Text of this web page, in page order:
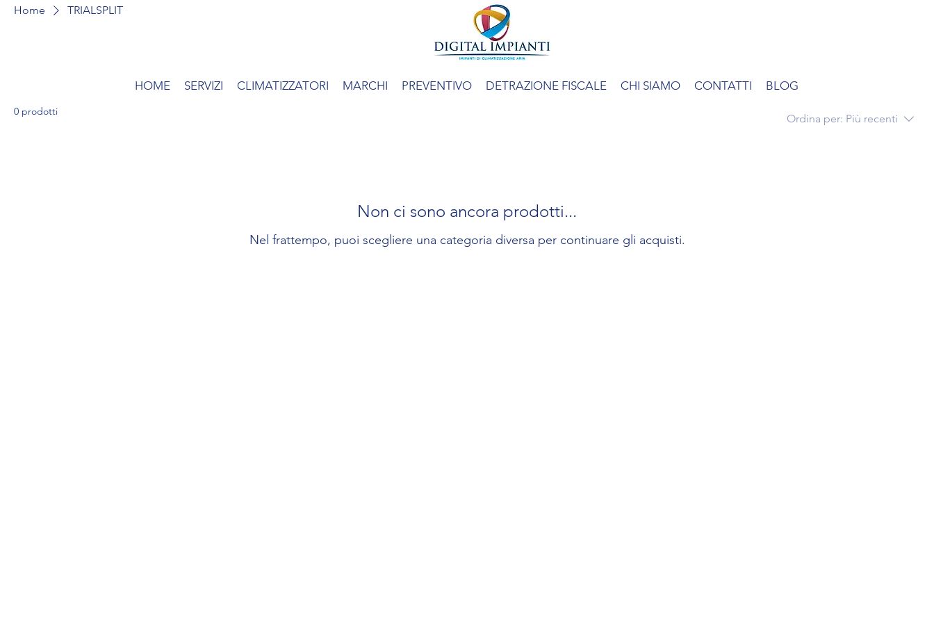
HOME SERVIZI CLIMATIZZATORI MARCHI PREVENTIVO DETRAZIONE FISCALE CHI SIAMO CONTATTI BLOG
Home TRIALSPLIT
TRIALSPLIT
0 prodotti
Ordina per: Più recenti
Non ci sono ancora prodotti...
Nel frattempo, puoi scegliere una categoria diversa per continuare gli acquisti.